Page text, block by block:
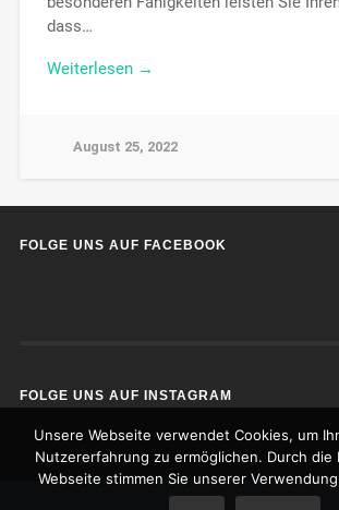
dass…
Weiterlesen →
August 25, 2022
FOLGE UNS AUF FACEBOOK
FOLGE UNS AUF INSTAGRAM
Unsere Webseite verwendet Cookies, um
Nutzererfahrung zu ermöglichen. Durch
Webseite stimmen Sie unserer